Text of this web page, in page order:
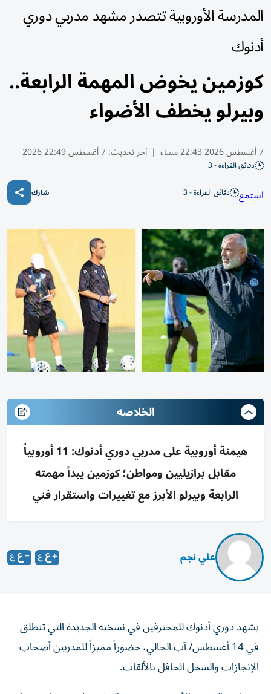
المدرسة الأوروبية تتصدر مشهد مدربي دوري
أدنوك
كوزمين يخوض المهمة الرابعة..
وبيرلو يخطف الأضواء
7 أغسطس 2026 22:43 مساء | آخر تحديث:7 أغسطس 22:49 2026
دقائق القراءة - 3
استمع دقائق القراءة - 3 شارك
الخلاصه
هيمنة أوروبية على مدربي دوري أدنوك: 11 أوروبياً
مقابل برازيليين ومواطن؛ كوزمين يبدأ مهمته
الرابعة وبيرلو الأبرز مع تغييرات واستقرار فني
علي نجم
يشهد دوري أدنوك للمحترفين في نسخته الجديدة التي تنطلق
في 14 أغسطس/ آب الحالي، حضوراً مميزاً للمدربين أصحاب
الإنجازات والسجل الحافل بالألقاب.